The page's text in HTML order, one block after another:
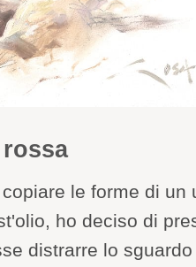
le forme di un
ho deciso di
distrarre lo sguardo